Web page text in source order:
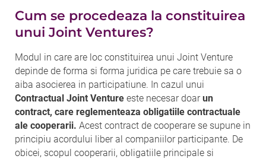
Cum se procedeaza la constituirea
unui Joint Ventures?
Modul in care are loc constituirea unui Joint Venture
depinde de forma si forma juridica pe care trebuie sa o
aiba asocierea in participatiune. In cazul unui
Contractual Joint Venture este necesar doarun
contract, care reglementeaza obligatiile contractuale
ale cooperarii. Acest contract de cooperare se supune in
principiu acordului liber al companiilor participante. De
obicei, scopul cooperarii, obligatiile principale si